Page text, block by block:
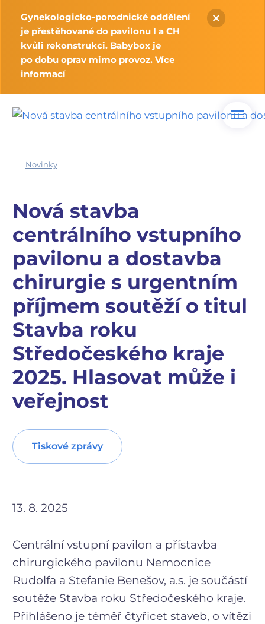
Gynekologicko-porodnické oddělení
je přestěhované do pavilonu I a CH
kvůli rekonstrukci. Babybox je
po dobu oprav mimo provoz. Více
informací
Novinky
Nová stavba
centrálního vstupního
pavilonu a dostavba
chirurgie s urgentním
příjmem soutěží o titul
Stavba roku
Středočeského kraje
2025. Hlasovat může i
veřejnost
Tiskové zprávy
13. 8. 2025
Centrální vstupní pavilon a přístavba
chirurgického pavilonu Nemocnice
Rudolfa a Stefanie Benešov, a.s. je součástí
soutěže Stavba roku Středočeského kraje.
Přihlášeno je téměř čtyřicet staveb, o vítězi